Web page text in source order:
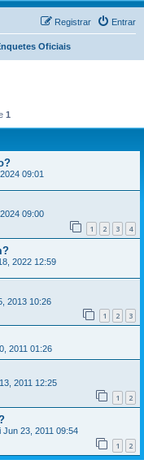
Entrar
Registrar
Oficiais
1
09:01
09:00
1 2 3 4
2022 12:59
2013 10:26
1 2 3
2011 01:26
2011 12:25
1 2
Jun 23, 2011 09:54
1 2